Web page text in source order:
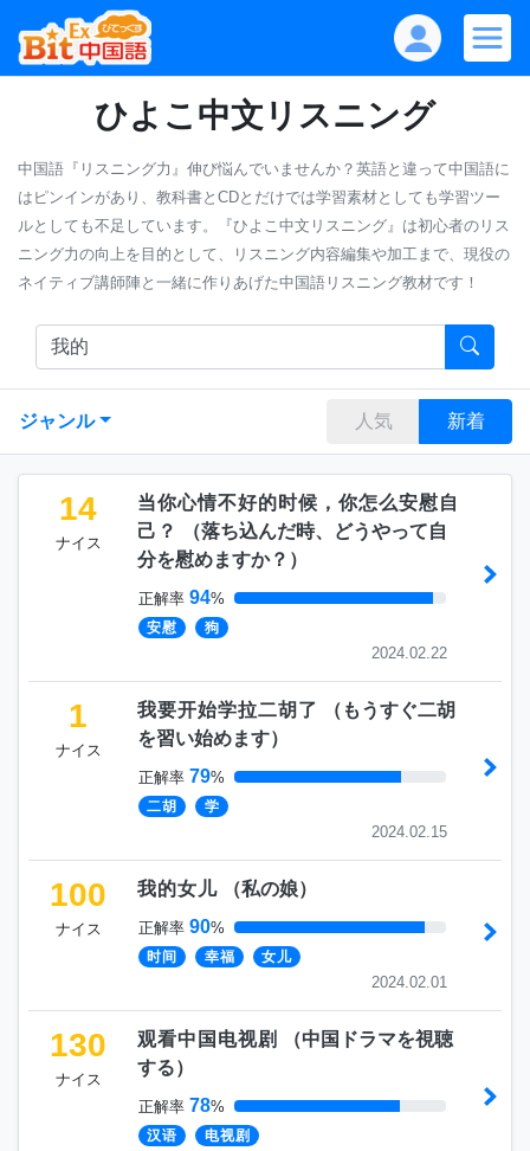
ひよこ中文リスニング
中国語『リスニング力』伸び悩んでいませんか？英語と違って中国語に
はピンインがあり、教科書とCDとだけでは学習素材としても学習ツー
ルとしても不足しています。『ひよこ中文リスニング』は初心者のリス
ニング力の向上を目的として、リスニング内容編集や加工まで、現役の
ネイティブ講師陣と一緒に作りあげた中国語リスニング教材です！
ジャンル 人気 新着
14
ナイス
当你心情不好的时候，你怎么安慰自
己？
（落ち込んだ時、どうやって自
分を慰めますか？ ）
正解率 94%
安慰 狗
2024.02.22
1
ナイス
我要开始学拉二胡了 （ もうすぐ二胡
を習い始めます）
正解率 79%
二胡 学
2024.02.15
100
ナイス
我的女儿 （私の娘）
正解率 90%
时间 幸福 女儿
2024.02.01
130
ナイス
观看中国电视剧 （中国ドラマを視聴
する）
正解率 78%
汉语 电视剧